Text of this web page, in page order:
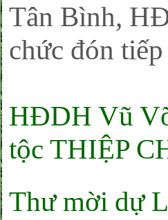
Tân Bình,
chức đón
HĐDH Vũ
tộc THIỆP
Thư mời dự